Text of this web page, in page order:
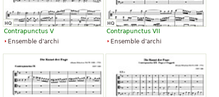
Contrapunctus V
Ensemble d'archi
Contrapunctus VII
Ensemble d'archi